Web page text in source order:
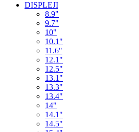
DISPLEJI
8.9"
9.7"
10"
10.1"
11.6"
12.1"
12.5"
13.1"
13.3"
13.4"
14"
14.1"
14.5"